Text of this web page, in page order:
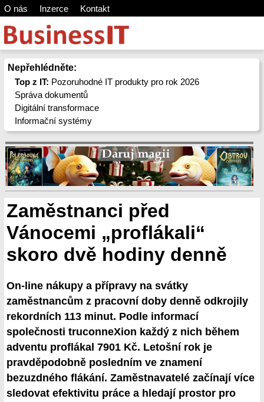
O nás Inzerce Kontakt
Nepřehlédněte:
Top z IT: Pozoruhodné IT produkty pro rok 2026
Správa dokumentů
Digitální transformace
Informační systémy
Zaměstnanci před
Vánocemi „proflákali“
skoro dvě hodiny denně
On-line nákupy a přípravy na svátky
zaměstnancům z pracovní doby denně odkrojily
rekordních 113 minut. Podle informací
společnosti truconneXion každý z nich během
adventu proflákal 7901 Kč. Letošní rok je
pravděpodobně posledním ve znamení
bezuzdného flákání. Zaměstnavatelé začínají více
sledovat efektivitu práce a hledají prostor pro